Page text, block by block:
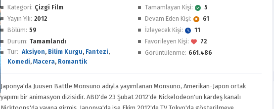
Kategori: Çizgi Film
Yayın Yılı: 2012
Bölüm: 59
Durum: Tamamlandı
Tür: Aksiyon, Bilim Kurgu, Fantezi,
Komedi, Macera, Romantik
Tamamlayan Kişi:
5
Devam Eden Kişi:
61
İzleyecek Kişi:
11
Favorileyen Kişi:
72
Görüntülenme: 661.486
Japonya'da Juusen Battle Monsuno adıyla yayımlanan Monsuno, Amerikan-Japon ortak
yapımı bir animasyon dizisidir. ABD'de 23 Şubat 2012'de Nickelodeon'un kardeş kanalı